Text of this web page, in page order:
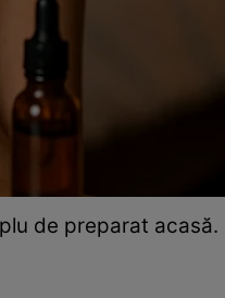
de preparat acasă.